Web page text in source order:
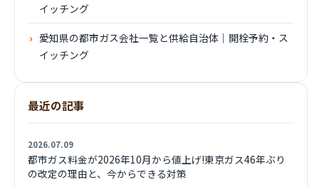
イッチング
愛知県の都市ガス会社一覧と供給自治体｜開栓予約・ス
イッチング
最近の記事
2026.07.09
都市ガス料金が2026年10月から値上げ!東京ガス46年ぶり
の改定の理由と、今からできる対策